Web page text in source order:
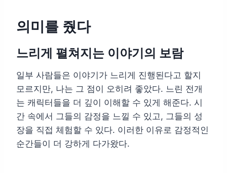
의미를 줬다
느리게 펼쳐지는 이야기의 보람
일부 사람들은 이야기가 느리게 진행된다고 할지
모르지만, 나는 그 점이 오히려 좋았다. 느린 전개
는 캐릭터들을 더 깊이 이해할 수 있게 해준다. 시
간 속에서 그들의 감정을 느낄 수 있고, 그들의 성
장을 직접 체험할 수 있다. 이러한 이유로 감정적인
순간들이 더 강하게 다가왔다.